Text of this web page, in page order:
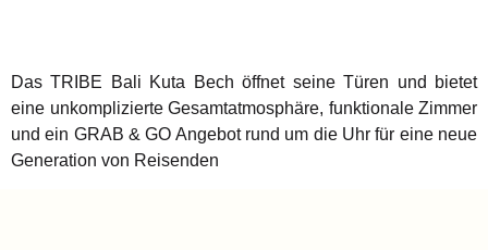
Das TRIBE Bali Kuta Bech öffnet seine Türen und bietet
eine unkomplizierte Gesamtatmosphäre, funktionale Zimmer
und ein GRAB & GO Angebot rund um die Uhr für eine neue
Generation von Reisenden